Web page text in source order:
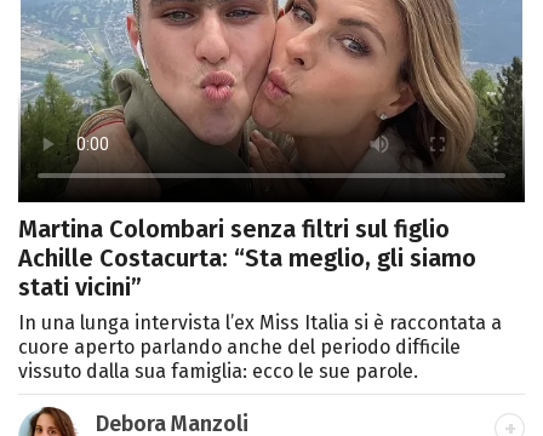
Martina Colombari senza filtri sul figlio
Achille Costacurta: “Sta meglio, gli siamo
stati vicini”
In una lunga intervista l’ex Miss Italia si è raccontata a
cuore aperto parlando anche del periodo difficile
vissuto dalla sua famiglia: ecco le sue parole.
Debora Manzoli